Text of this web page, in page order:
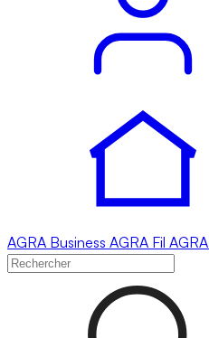
AGRA Business AGRA Fil AGRA